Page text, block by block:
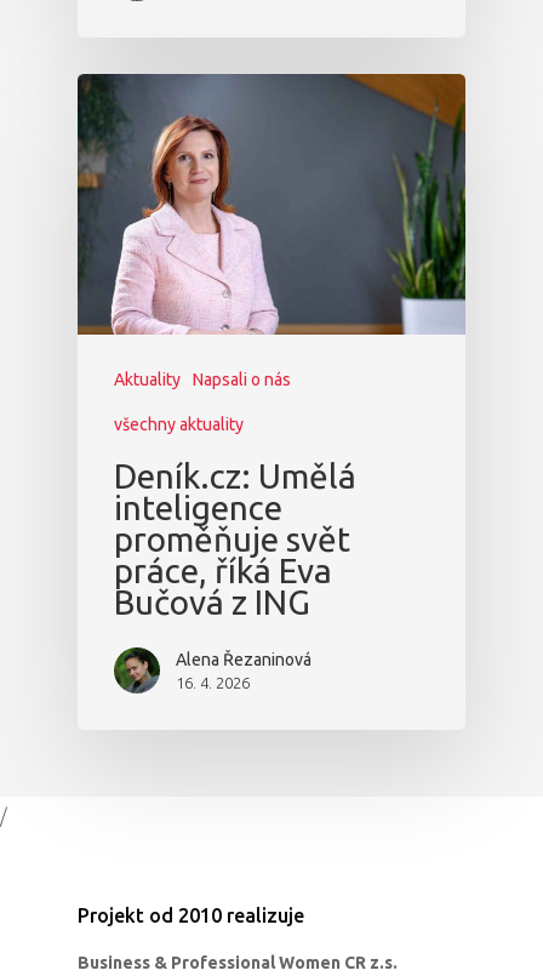
Aktuality Napsali o nás
všechny aktuality
Deník.cz: Umělá
inteligence
proměňuje svět
práce, říká Eva
Bučová z ING
Alena Řezaninová
16. 4. 2026
/
Projekt od 2010 realizuje
Business & Professional Women CR z.s.